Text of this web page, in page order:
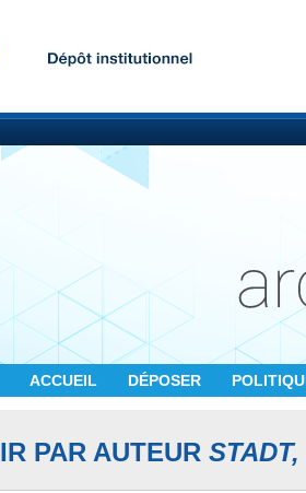
ACCUEIL DÉPOSER
PAR AUTEUR